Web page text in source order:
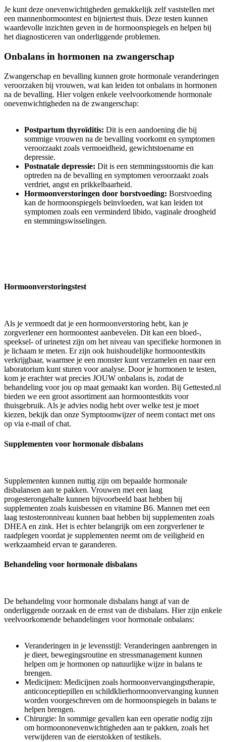
Je kunt deze onevenwichtigheden gemakkelijk zelf vaststellen met
een mannenhormoontest en bijniertest thuis. Deze testen kunnen
waardevolle inzichten geven in de hormoonspiegels en helpen bij
het diagnosticeren van onderliggende problemen.
Onbalans in hormonen na zwangerschap
Zwangerschap en bevalling kunnen grote hormonale veranderingen
veroorzaken bij vrouwen, wat kan leiden tot onbalans in hormonen
na de bevalling. Hier volgen enkele veelvoorkomende hormonale
onevenwichtigheden na de zwangerschap:
Postpartum thyroïditis: Dit is een aandoening die bij
sommige vrouwen na de bevalling voorkomt en symptomen
veroorzaakt zoals vermoeidheid, gewichtstoename en
depressie.
Postnatale depressie: Dit is een stemmingsstoornis die kan
optreden na de bevalling en symptomen veroorzaakt zoals
verdriet, angst en prikkelbaarheid.
Hormoonverstoringen door borstvoeding: Borstvoeding
kan de hormoonspiegels beïnvloeden, wat kan leiden tot
symptomen zoals een verminderd libido, vaginale droogheid
en stemmingswisselingen.
Hormoonverstoringstest
Als je vermoedt dat je een hormoonverstoring hebt, kan je
zorgverlener een hormoontest aanbevelen. Dit kan een bloed-,
speeksel- of urinetest zijn om het niveau van specifieke hormonen in
je lichaam te meten. Er zijn ook huishoudelijke hormoontestkits
verkrijgbaar, waarmee je een monster kunt verzamelen en naar een
laboratorium kunt sturen voor analyse. Door je hormonen te testen,
kom je erachter wat precies JOUW onbalans is, zodat de
behandeling voor jou op maat gemaakt kan worden. Bij Gettested.nl
bieden we een groot assortiment aan hormoontestkits voor
thuisgebruik. Als je advies nodig hebt over welke test je moet
kiezen, bekijk dan onze Symptoomwijzer of neem contact met ons
op via e-mail of chat.
Supplementen voor hormonale disbalans
Supplementen kunnen nuttig zijn om bepaalde hormonale
disbalansen aan te pakken. Vrouwen met een laag
progesterongehalte kunnen bijvoorbeeld baat hebben bij
supplementen zoals kuisbessen en vitamine B6. Mannen met een
laag testosteronniveau kunnen baat hebben bij supplementen zoals
DHEA en zink. Het is echter belangrijk om een zorgverlener te
raadplegen voordat je supplementen neemt om de veiligheid en
werkzaamheid ervan te garanderen.
Behandeling voor hormonale disbalans
De behandeling voor hormonale disbalans hangt af van de
onderliggende oorzaak en de ernst van de disbalans. Hier zijn enkele
veelvoorkomende behandelingen voor hormonale onbalans:
Veranderingen in je levensstijl: Veranderingen aanbrengen in
je dieet, bewegingsroutine en stressmanagement kunnen
helpen om je hormonen op natuurlijke wijze in balans te
brengen.
Medicijnen: Medicijnen zoals hormoonvervangingstherapie,
anticonceptiepillen en schildklierhormoonvervanging kunnen
worden voorgeschreven om de hormoonspiegels in balans te
helpen brengen.
Chirurgie: In sommige gevallen kan een operatie nodig zijn
om hormoononevenwichtigheden aan te pakken, zoals het
verwijderen van de eierstokken of testikels.